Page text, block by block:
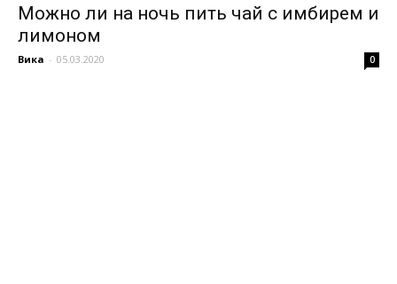
Можно ли на ночь пить чай с имбирем и
лимоном
Вика - 05.03.2020 0